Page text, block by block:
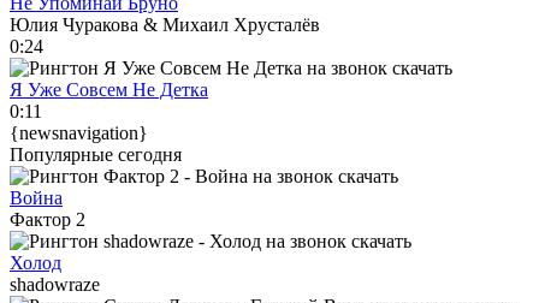
Юлия Чуракова & Михаил Хрусталёв
0:24
Я Уже Совсем Не Детка
0:11
{newsnavigation}
Популярные сегодня
Война
Фактор 2
Холод
shadowraze